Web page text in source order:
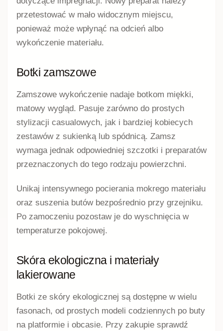
przetestować w mało widocznym miejscu,
ponieważ może wpłynąć na odcień albo
wykończenie materiału.
Botki zamszowe
Zamszowe wykończenie nadaje botkom miękki,
matowy wygląd. Pasuje zarówno do prostych
stylizacji casualowych, jak i bardziej kobiecych
zestawów z sukienką lub spódnicą. Zamsz
wymaga jednak odpowiedniej szczotki i preparatów
przeznaczonych do tego rodzaju powierzchni.
Unikaj intensywnego pocierania mokrego materiału
oraz suszenia butów bezpośrednio przy grzejniku.
Po zamoczeniu pozostaw je do wyschnięcia w
temperaturze pokojowej.
Skóra ekologiczna i materiały
lakierowane
Botki ze skóry ekologicznej są dostępne w wielu
fasonach, od prostych modeli codziennych po buty
na platformie i obcasie. Przy zakupie sprawdź